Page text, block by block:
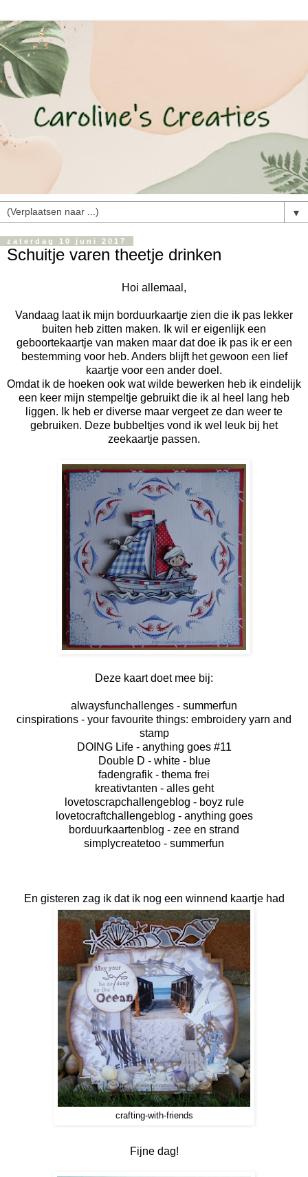
▼
zaterdag 10 juni 2017
Schuitje varen theetje drinken
Hoi allemaal,
Vandaag laat ik mijn borduurkaartje zien die ik pas lekker
buiten heb zitten maken. Ik wil er eigenlijk een
geboortekaartje van maken maar dat doe ik pas ik er een
bestemming voor heb. Anders blijft het gewoon een lief
kaartje voor een ander doel.
Omdat ik de hoeken ook wat wilde bewerken heb ik eindelijk
een keer mijn stempeltje gebruikt die ik al heel lang heb
liggen. Ik heb er diverse maar vergeet ze dan weer te
gebruiken. Deze bubbeltjes vond ik wel leuk bij het
zeekaartje passen.
Deze kaart doet mee bij:
alwaysfunchallenges - summerfun
cinspirations - your favourite things: embroidery yarn and
stamp
DOING Life- anything goes #11
Double D - white - blue
fadengrafik - thema frei
kreativtanten - alles geht
lovetoscrapchallengeblog - boyz rule
lovetocraftchallengeblog - anything goes
borduurkaartenblog - zee en strand
simplycreatetoo - summerfun
En gisteren zag ik dat ik nog een winnend kaartje had
crafting-with-friends
Fijne dag!